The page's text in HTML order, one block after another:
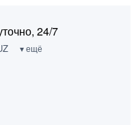
24/7
▾ ещё